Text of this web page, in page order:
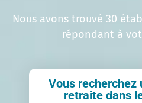
Nous avons trouvé 30
répondant à
Vous recherchez
retraite dans